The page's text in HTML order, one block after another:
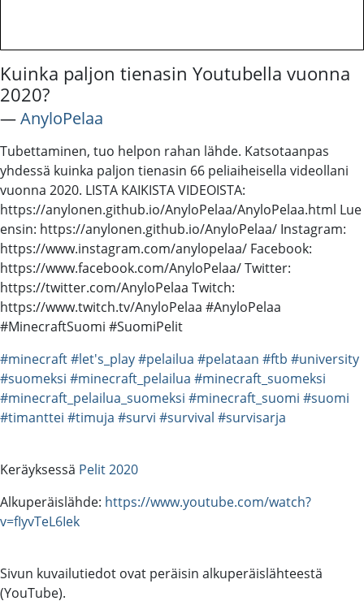
Kuinka paljon tienasin Youtubella vuonna
2020?
―AnyloPelaa
Tubettaminen, tuo helpon rahan lähde. Katsotaanpas
yhdessä kuinka paljon tienasin 66 peliaiheisella videollani
vuonna 2020. LISTA KAIKISTA VIDEOISTA:
https://anylonen.github.io/AnyloPelaa/AnyloPelaa.html Lue
ensin: https://anylonen.github.io/AnyloPelaa/ Instagram:
https://www.instagram.com/anylopelaa/ Facebook:
https://www.facebook.com/AnyloPelaa/ Twitter:
https://twitter.com/AnyloPelaa Twitch:
https://www.twitch.tv/AnyloPelaa #AnyloPelaa
#MinecraftSuomi #SuomiPelit
#minecraft#let's_play#pelailua #pelataan #ftb #university
#suomeksi #minecraft_pelailua #minecraft_suomeksi
#minecraft_pelailua_suomeksi #minecraft_suomi #suomi
#timanttei #timuja #survi #survival #survisarja
Keräyksessä Pelit 2020
Alkuperäislähde: https://www.youtube.com/watch?
v=fIyvTeL6Iek
Sivun kuvailutiedot ovat peräisin alkuperäislähteestä
(YouTube).